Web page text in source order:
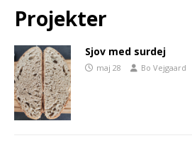
Projekter
Sjov med surdej
maj 28 Bo Vejgaard